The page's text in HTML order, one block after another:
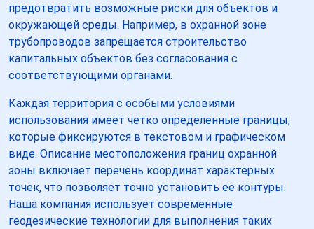
предотвратить возможные риски для объектов и
окружающей среды. Например, в охранной зоне
трубопроводов запрещается строительство
капитальных объектов без согласования с
соответствующими органами.
Каждая территория с особыми условиями
использования имеет четко определенные границы,
которые фиксируются в текстовом и графическом
виде. Описание местоположения границ охранной
зоны включает перечень координат характерных
точек, что позволяет точно установить ее контуры.
Наша компания использует современные
геодезические технологии для выполнения таких